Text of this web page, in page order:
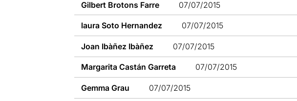
Gilbert Brotons Farre 07/07/2015
laura Soto Hernandez 07/07/2015
Joan Ibàñez Ibàñez 07/07/2015
Margarita Castán Garreta 07/07/2015
Gemma Grau 07/07/2015